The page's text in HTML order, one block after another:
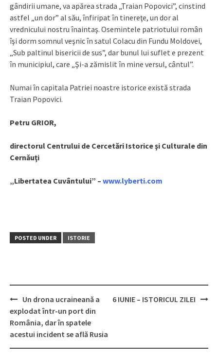
gândirii umane, va apărea strada „Traian Popovici”, cinstind
astfel „un dor” al său, înfiripat în tinereţe, un dor al
vrednicului nostru înaintaş. Osemintele patriotului român
îşi dorm somnul veşnic în satul Colacu din Fundu Moldovei,
„Sub paltinul bisericii de sus”, dar bunul lui suflet e prezent
în municipiul, care „Şi-a zămislit în mine versul, cântul”.
Numai în capitala Patriei noastre istorice există strada
Traian Popovici.
Petru GRIOR,
directorul Centrului de Cercetări Istorice şi Culturale din
Cernăuţi
„Libertatea Cuvântului” – www.lyberti.com
POSTED UNDER ISTORIE
Post
navigation
Un drona ucraineană a
explodat într-un port din
România, dar în spatele
acestui incident se află Rusia
6 IUNIE – ISTORICUL ZILEI